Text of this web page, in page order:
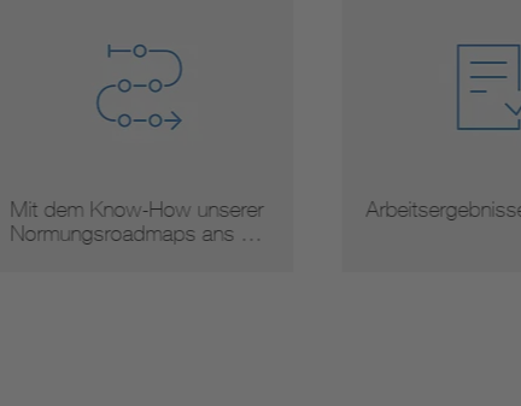
Mit dem Know-How unserer
Normungsroadmaps ans …
Arbeitsergebnisse